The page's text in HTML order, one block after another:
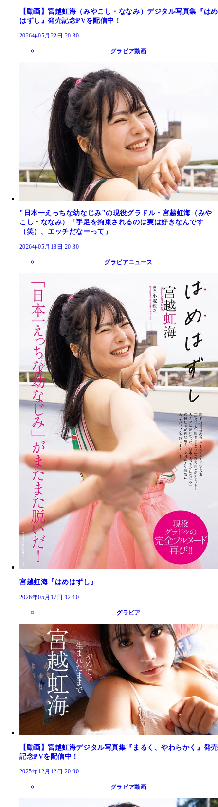
【動画】宮越虹海（みやこし・ななみ）デジタル写真集『はめ
はずし』発売記念PVを配信中！
2026年05月22日 20:30
グラビア動画
"日本一えっちな幼なじみ"の現役グラドル・宮越虹海（みや
こし・ななみ）「手足を拘束されるのは実は好きなんです
（笑）。エッチだなーって」
2026年05月18日 20:30
グラビアニュース
宮越虹海『はめはずし』
2026年05月17日 12:10
グラビア
【動画】宮越虹海デジタル写真集『まるく、やわらかく』発売
記念PVを配信中！
2025年12月12日 20:30
グラビア動画